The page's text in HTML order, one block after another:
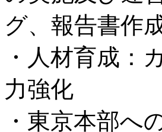
グ、報告書作
・人材育成：
力強化
・東京本部へ